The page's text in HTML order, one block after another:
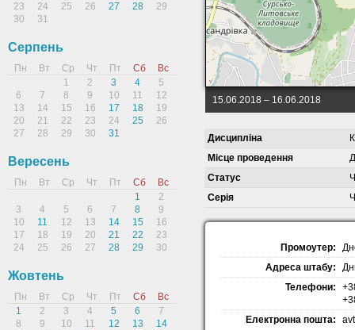
23
24 25 26 27 28
29
30
31
Серпень
Пн Вт Ср Чт Пт Сб
Вс
1
2 3 4
5
6
7 8 9 10 11
12
13
14 15 16 17 18
19
20
21 22 23 24 25
26
27
28 29 30 31
Вересень
Пн Вт Ср Чт Пт Сб
Вс
1
2
3
4 5 6 7 8
9
10
11 12 13 14 15
16
17
18 19 20 21 22
23
24
25 26 27 28 29 30
Жовтень
Пн Вт Ср Чт Пт Сб
Вс
1
2 3 4 5 6
7
8
9 10 11 12 13
14
15.06.2018 – 16.06.2018
Дисципліна
Місце проведення
Статус
Серія
Промоутер:
Адреса штабу:
Телефони:
Електронна пошта: